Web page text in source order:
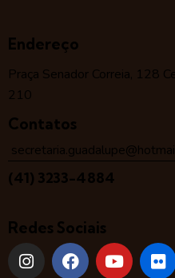
Endereço
Praça Senador Correia, 128
210
Contatos
(41) 3233-4884
Redes Sociais